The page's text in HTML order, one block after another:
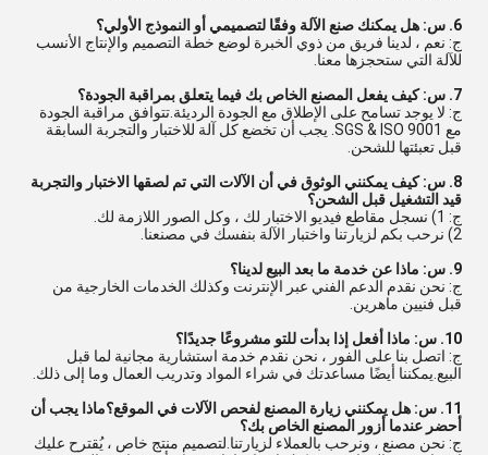
6. س: هل يمكنك صنع الآلة وفقًا لتصميمي أو النموذج الأولي؟
ج: نعم ، لدينا فريق من ذوي الخبرة لوضع خطة التصميم والإنتاج الأنسب
للآلة التي ستحجزها معنا.
7. س: كيف يفعل المصنع الخاص بك فيما يتعلق بمراقبة الجودة؟
ج: لا يوجد تسامح على الإطلاق مع الجودة الرديئة.تتوافق مراقبة الجودة
مع SGS & ISO 9001. يجب أن تخضع كل آلة للاختبار والتجربة السابقة
قبل تعبئتها للشحن.
8. س: كيف يمكنني الوثوق في أن الآلات التي تم لصقها الاختبار والتجربة
قيد التشغيل قبل الشحن؟
ج: 1) نسجل مقاطع فيديو الاختبار لك ، وكل الصور اللازمة لك.
2) نرحب بكم لزيارتنا واختبار الآلة بنفسك في مصنعنا.
9. س: ماذا عن خدمة ما بعد البيع لدينا؟
ج: نحن نقدم الدعم الفني عبر الإنترنت وكذلك الخدمات الخارجية من
قبل فنيين ماهرين.
10. س: ماذا أفعل إذا بدأت للتو مشروعًا جديدًا؟
ج: اتصل بنا على الفور ، نحن نقدم خدمة استشارية مجانية لما قبل
البيع.يمكننا أيضًا مساعدتك في شراء المواد وتدريب العمال وما إلى ذلك.
11. س: هل يمكنني زيارة المصنع لفحص الآلات في الموقع؟ماذا يجب أن
أحضر عندما أزور المصنع الخاص بك؟
ج: نحن مصنع ، ونرحب بالعملاء لزيارتنا.لتصميم منتج خاص ، يُقترح عليك